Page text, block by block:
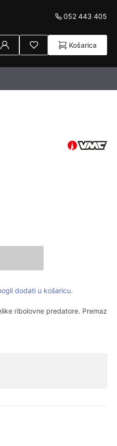
052 443 405
Košarica
dodati u košaricu.
ribolovne predatore. Premaz